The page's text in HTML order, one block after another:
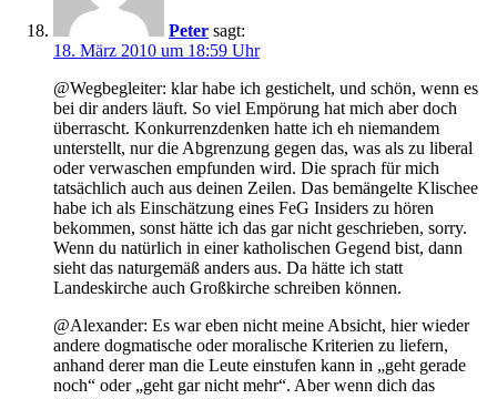
Peter sagt:
18. März 2010 um 18:59 Uhr
@Wegbegleiter: klar habe ich gestichelt, und schön, wenn es
bei dir anders läuft. So viel Empörung hat mich aber doch
überrascht. Konkurrenzdenken hatte ich eh niemandem
unterstellt, nur die Abgrenzung gegen das, was als zu liberal
oder verwaschen empfunden wird. Die sprach für mich
tatsächlich auch aus deinen Zeilen. Das bemängelte Klischee
habe ich als Einschätzung eines FeG Insiders zu hören
bekommen, sonst hätte ich das gar nicht geschrieben, sorry.
Wenn du natürlich in einer katholischen Gegend bist, dann
sieht das naturgemäß anders aus. Da hätte ich statt
Landeskirche auch Großkirche schreiben können.
@Alexander: Es war eben nicht meine Absicht, hier wieder
andere dogmatische oder moralische Kriterien zu liefern,
anhand derer man die Leute einstufen kann in „geht gerade
noch“ oder „geht gar nicht mehr“. Aber wenn dich das